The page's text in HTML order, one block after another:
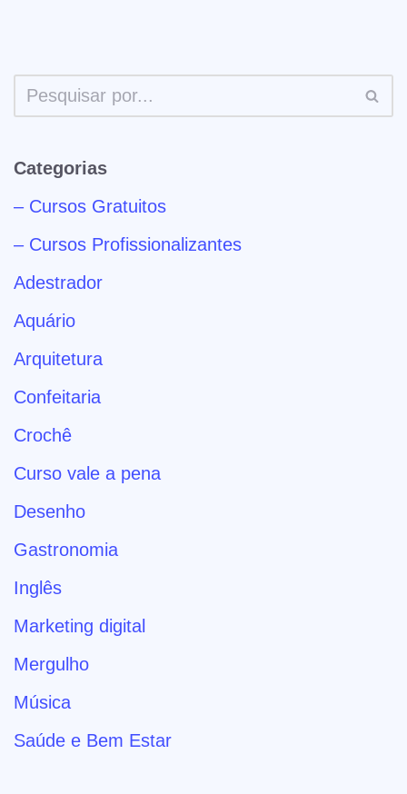
Categorias
– Cursos Gratuitos
– Cursos Profissionalizantes
Adestrador
Aquário
Arquitetura
Confeitaria
Crochê
Curso vale a pena
Desenho
Gastronomia
Inglês
Marketing digital
Mergulho
Música
Saúde e Bem Estar